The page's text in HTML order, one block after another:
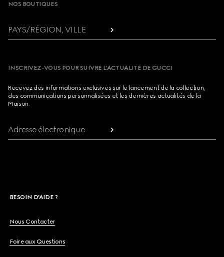
NOS BOUTIQUES
PAYS/RÉGION, VILLE
INSCRIVEZ-VOUS POUR SUIVRE L’ACTUALITÉ DE GUCCI
Recevez des informations exclusives sur le lancement de la collection,
des communications personnalisées et les dernières actualités de la
Maison.
Adresse électronique
BESOIN D'AIDE ?
Nous Contacter
Foire aux Questions